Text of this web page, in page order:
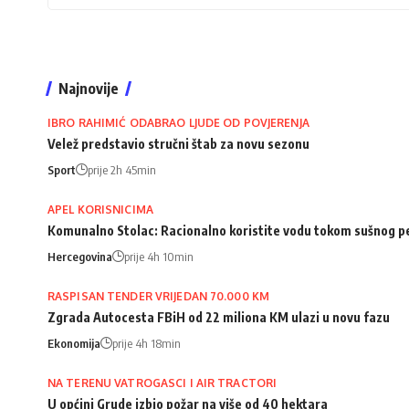
Najnovije
IBRO RAHIMIĆ ODABRAO LJUDE OD POVJERENJA
Velež predstavio stručni štab za novu sezonu
Sport prije 2h 45min
APEL KORISNICIMA
Komunalno Stolac: Racionalno koristite vodu tokom sušnog
Hercegovina prije 4h 10min
RASPISAN TENDER VRIJEDAN 70.000 KM
Zgrada Autocesta FBiH od 22 miliona KM ulazi u novu fazu
Ekonomija prije 4h 18min
NA TERENU VATROGASCI I AIR TRACTORI
U općini Grude izbio požar na više od 40 hektara